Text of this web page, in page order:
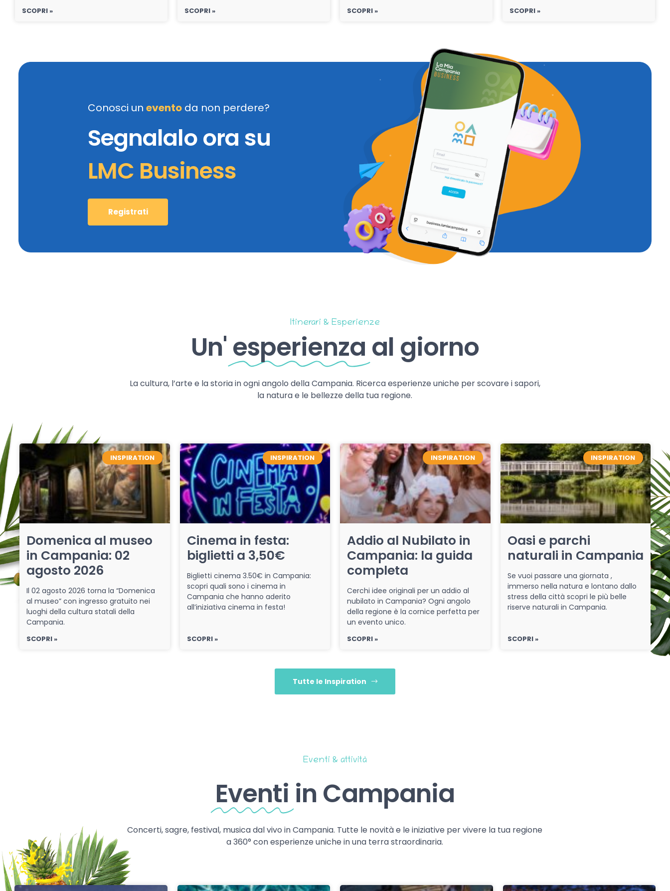
SCOPRI » SCOPRI » SCOPRI » SCOPRI »
Conosci un evento da non perdere?
Segnalalo ora su
LMC Business
Registrati
Itinerari & Esperienze
Un' esperienza al giorno
La cultura, l’arte e la storia in ogni angolo della Campania. Ricerca esperienze uniche per scovare i sapori,
la natura e le bellezze della tua regione.
INSPIRATION
Domenica al museo
in Campania: 02
agosto 2026
Il 02 agosto 2026 torna la “Domenica
al museo” con ingresso gratuito nei
luoghi della cultura statali della
Campania.
SCOPRI »
INSPIRATION
Cinema in festa:
biglietti a 3,50€
Biglietti cinema 3.50€ in Campania:
scopri quali sono i cinema in
Campania che hanno aderito
all’iniziativa cinema in festa!
SCOPRI »
INSPIRATION
Addio al Nubilato in
Campania: la guida
completa
Cerchi idee originali per un addio al
nubilato in Campania? Ogni angolo
della regione è la cornice perfetta per
un evento unico.
SCOPRI »
INSPIRATION
Oasi e parchi
naturali in Campania
Se vuoi passare una giornata ,
immerso nella natura e lontano dallo
stress della città scopri le più belle
riserve naturali in Campania.
SCOPRI »
Tutte le Inspiration
Eventi & attività
Eventi in Campania
Concerti, sagre, festival, musica dal vivo in Campania. Tutte le novità e le iniziative per vivere la tua regione
a 360° con esperienze uniche in una terra straordinaria.